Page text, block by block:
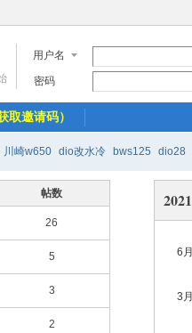
用户名
密码
取邀请码）
川崎w650 dio改水冷 bws125 dio28
帖数
26
5
3
2
2021
6月
3月